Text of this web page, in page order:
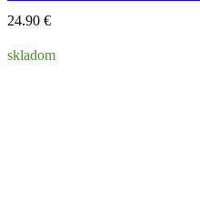
24.90 €
skladom